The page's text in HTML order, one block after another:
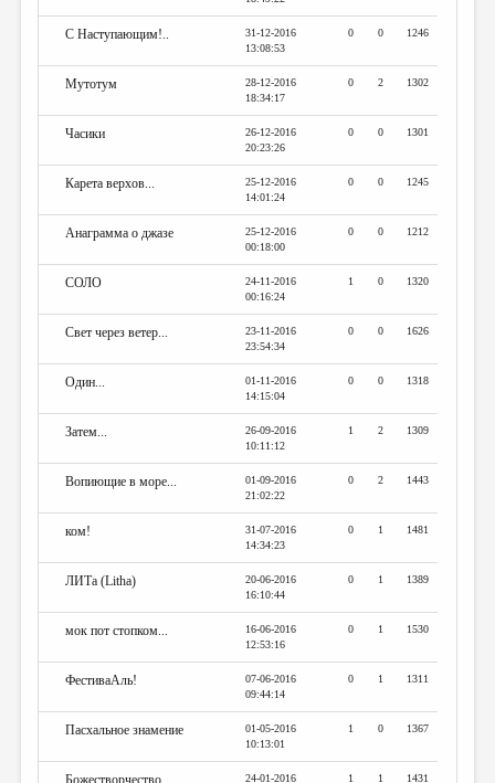
С Наступающим!..
31-12-2016
13:08:53
0 0 1246
Мутотум
28-12-2016
18:34:17
0 2 1302
Часики
26-12-2016
20:23:26
0 0 1301
Карета верхов...
25-12-2016
14:01:24
0 0 1245
Анаграмма о джазе
25-12-2016
00:18:00
0 0 1212
СОЛО
24-11-2016
00:16:24
1 0 1320
Свет через ветер...
23-11-2016
23:54:34
0 0 1626
Один...
01-11-2016
14:15:04
0 0 1318
Затем...
26-09-2016
10:11:12
1 2 1309
Вопиющие в море...
01-09-2016
21:02:22
0 2 1443
ком!
31-07-2016
14:34:23
0 1 1481
ЛИТа (Litha)
20-06-2016
16:10:44
0 1 1389
мок пот стопком...
16-06-2016
12:53:16
0 1 1530
ФестиваАль!
07-06-2016
09:44:14
0 1 1311
Пасхальное знамение
01-05-2016
10:13:01
1 0 1367
Божестворчество
24-01-2016
1 1 1431